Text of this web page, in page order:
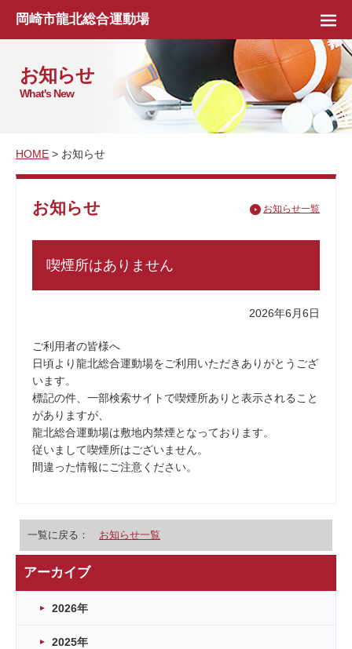
岡崎市龍北総合運動場
お知らせ
What's New
HOME > お知らせ
お知らせ お知らせ一覧
喫煙所はありません
2026年6月6日
ご利用者の皆様へ
日頃より龍北総合運動場をご利用いただきありがとうござ
います。
標記の件、一部検索サイトで喫煙所ありと表示されること
がありますが、
龍北総合運動場は敷地内禁煙となっております。
従いまして喫煙所はございません。
間違った情報にご注意ください。
一覧に戻る： お知らせ一覧
アーカイブ
2026年
2025年